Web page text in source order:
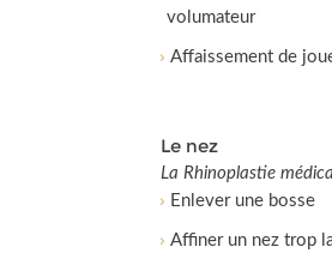
volumateur
Affaissement de
Le nez
La Rhinoplastie
Enlever une bosse
Affiner un nez trop